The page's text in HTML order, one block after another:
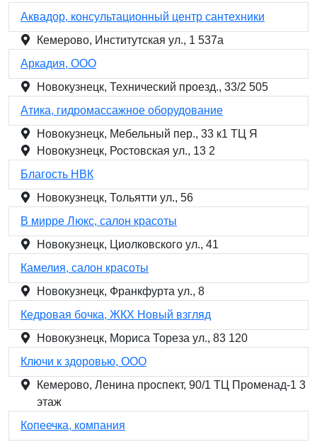
Аквадор, консультационный центр сантехники
Кемерово, Институтская ул., 1 537а
Аркадия, ООО
Новокузнецк, Технический проезд., 33/2 505
Атика, гидромассажное оборудование
Новокузнецк, Мебельный пер., 33 к1 ТЦ Я
Новокузнецк, Ростовская ул., 13 2
Благость НВК
Новокузнецк, Тольятти ул., 56
В мирре Люкс, салон красоты
Новокузнецк, Циолковского ул., 41
Камелия, салон красоты
Новокузнецк, Франкфурта ул., 8
Кедровая бочка, ЖКХ Новый взгляд
Новокузнецк, Мориса Тореза ул., 83 120
Ключи к здоровью, ООО
Кемерово, Ленина проспект, 90/1 ТЦ Променад-1 3
этаж
Копеечка, компания